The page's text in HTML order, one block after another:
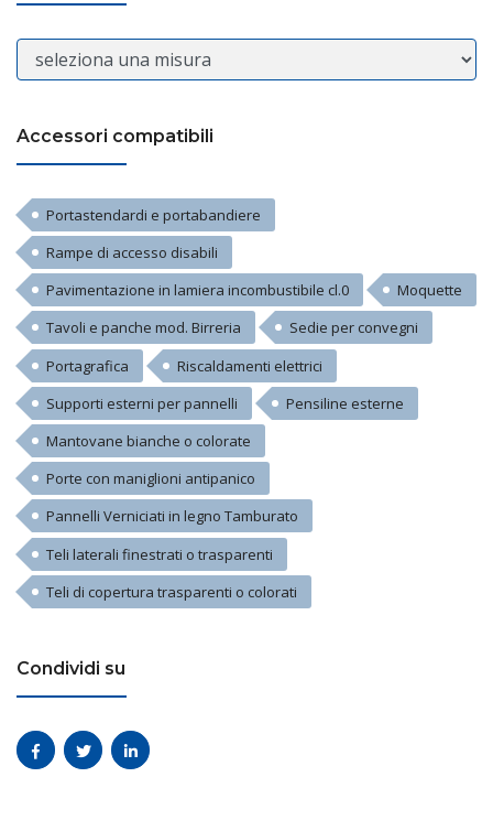
Accessori compatibili
Portastendardi e portabandiere
Rampe di accesso disabili
Pavimentazione in lamiera incombustibile cl.0
Moquette
Tavoli e panche mod. Birreria
Sedie per convegni
Portagrafica
Riscaldamenti elettrici
Supporti esterni per pannelli
Pensiline esterne
Mantovane bianche o colorate
Porte con maniglioni antipanico
Pannelli Verniciati in legno Tamburato
Teli laterali finestrati o trasparenti
Teli di copertura trasparenti o colorati
Condividi su